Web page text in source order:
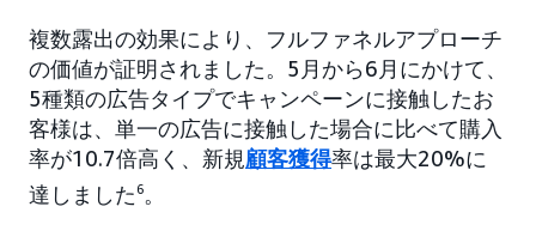
複数露出の効果により、フルファネルアプローチ
の価値が証明されました。5月から6月にかけて、
5種類の広告タイプでキャンペーンに接触したお
客様は、単一の広告に接触した場合に比べて購入
率が10.7倍高く、新規顧客獲得率は最大20%に
達しました6。